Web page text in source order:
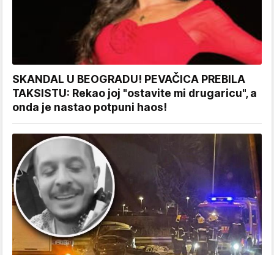
SKANDAL U BEOGRADU! PEVAČICA PREBILA
TAKSISTU: Rekao joj "ostavite mi drugaricu", a
onda je nastao potpuni haos!